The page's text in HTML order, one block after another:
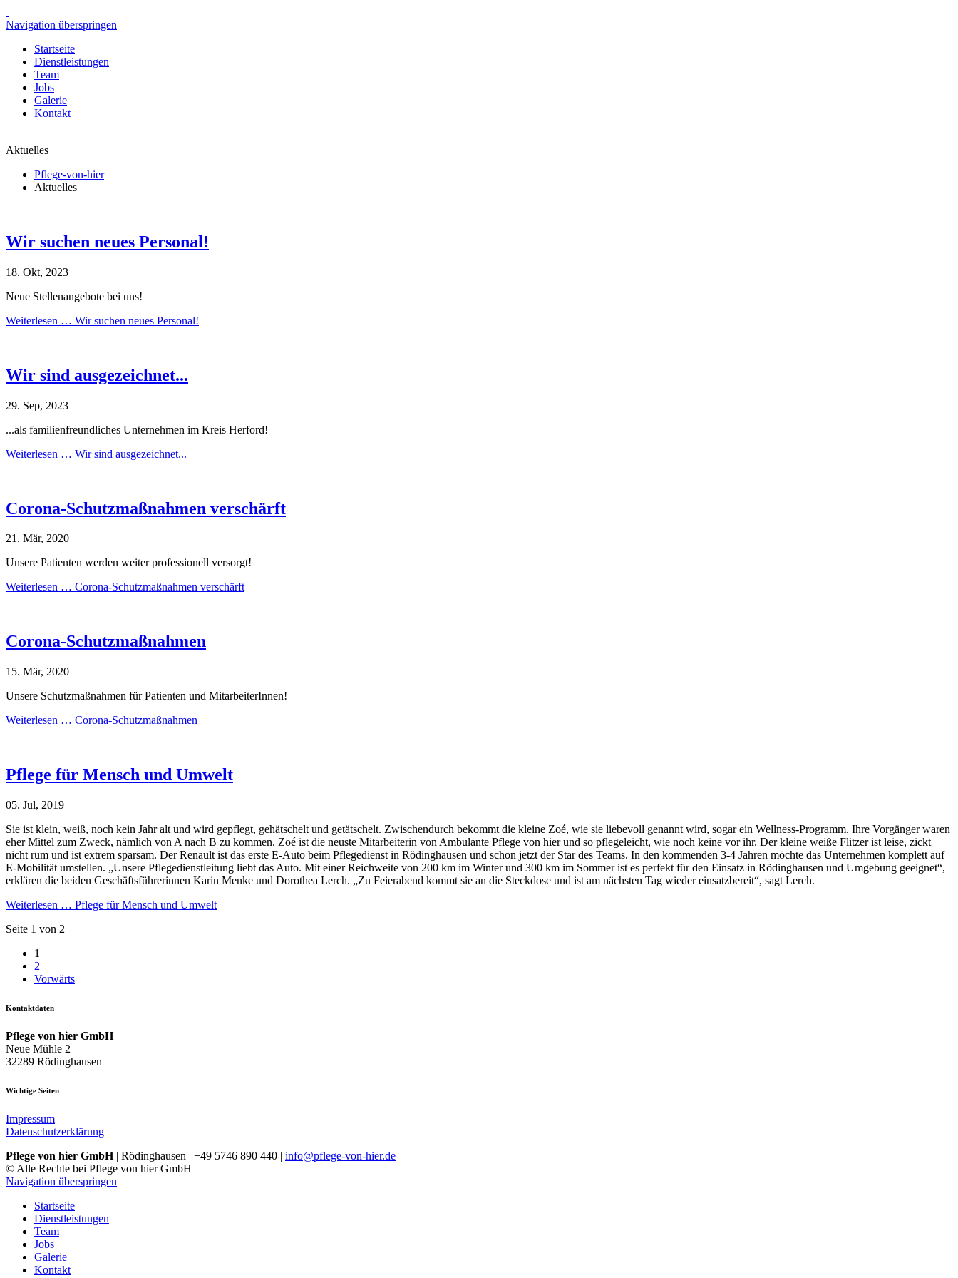
Navigation überspringen
Startseite
Dienstleistungen
Team
Jobs
Galerie
Kontakt
Aktuelles
Pflege-von-hier
Aktuelles
Wir suchen neues Personal!
18. Okt, 2023
Neue Stellenangebote bei uns!
Weiterlesen … Wir suchen neues Personal!
Wir sind ausgezeichnet...
29. Sep, 2023
...als familienfreundliches Unternehmen im Kreis Herford!
Weiterlesen … Wir sind ausgezeichnet...
Corona-Schutzmaßnahmen verschärft
21. Mär, 2020
Unsere Patienten werden weiter professionell versorgt!
Weiterlesen … Corona-Schutzmaßnahmen verschärft
Corona-Schutzmaßnahmen
15. Mär, 2020
Unsere Schutzmaßnahmen für Patienten und MitarbeiterInnen!
Weiterlesen … Corona-Schutzmaßnahmen
Pflege für Mensch und Umwelt
05. Jul, 2019
Sie ist klein, weiß, noch kein Jahr alt und wird gepflegt, gehätschelt und getätschelt. Zwischendurch bekommt die kleine Zoé, wie sie liebevoll genannt wird, sogar ein Wellness-Programm. Ihre Vorgänger waren
eher Mittel zum Zweck, nämlich von A nach B zu kommen. Zoé ist die neuste Mitarbeiterin von Ambulante Pflege von hier und so pflegeleicht, wie noch keine vor ihr. Der kleine weiße Flitzer ist leise, zickt
nicht rum und ist extrem sparsam. Der Renault ist das erste E-Auto beim Pflegedienst in Rödinghausen und schon jetzt der Star des Teams. In den kommenden 3-4 Jahren möchte das Unternehmen komplett auf
E-Mobilität umstellen. „Unsere Pflegedienstleitung liebt das Auto. Mit einer Reichweite von 200 km im Winter und 300 km im Sommer ist es perfekt für den Einsatz in Rödinghausen und Umgebung geeignet“,
erklären die beiden Geschäftsführerinnen Karin Menke und Dorothea Lerch. „Zu Feierabend kommt sie an die Steckdose und ist am nächsten Tag wieder einsatzbereit“, sagt Lerch.
Weiterlesen … Pflege für Mensch und Umwelt
Seite 1 von 2
1
2
Vorwärts
Kontaktdaten
Pflege von hier GmbH
Neue Mühle 2
32289 Rödinghausen
Wichtige Seiten
Impressum
Datenschutzerklärung
Pflege von hier GmbH| Rödinghausen | +49 5746 890 440 | info@pflege-von-hier.de
© Alle Rechte bei Pflege von hier GmbH
Navigation überspringen
Startseite
Dienstleistungen
Team
Jobs
Galerie
Kontakt